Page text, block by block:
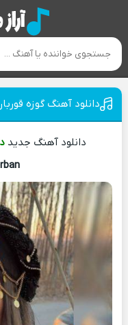
دانلود آهنگ گوزه
دانلود آهنگ جدید